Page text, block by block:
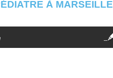
À MARSEILLE